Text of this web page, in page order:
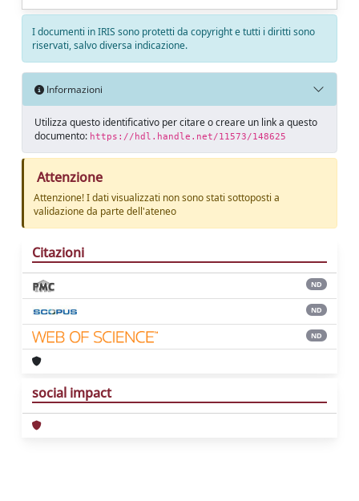
I documenti in IRIS sono protetti da copyright e tutti i diritti sono
riservati, salvo diversa indicazione.
Informazioni
Utilizza questo identificativo per citare o creare un link a questo
documento: https://hdl.handle.net/11573/148625
Attenzione
Attenzione! I dati visualizzati non sono stati sottoposti a
validazione da parte dell'ateneo
Citazioni
ND
ND
ND
social impact